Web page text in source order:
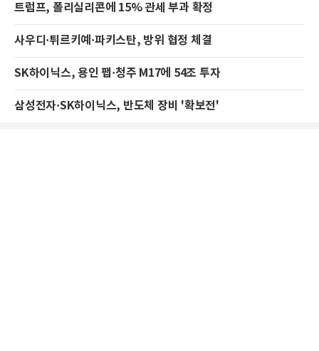
트럼프, 폴리실리콘에 15% 관세 부과 확정
사우디·튀르키예·파키스탄, 방위 협정 체결
SK하이닉스, 용인 팹·청주 M17에 54조 투자
삼성전자·SK하이닉스, 반도체 장비 '확보전'